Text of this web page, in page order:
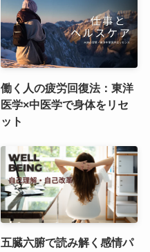
働く人の疲労回復法：東洋
医学×中医学で身体をリセ
ット
五臓六腑で読み解く感情パ